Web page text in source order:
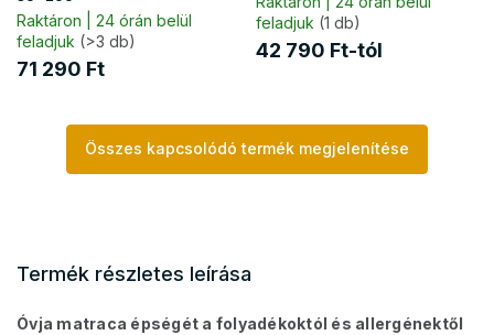
Raktáron | 24 órán belül
feladjuk (>3 db)
71 290 Ft
feladjuk (1 db)
42 790 Ft-tól
Összes kapcsolódó termék megjelenítése
Termék részletes leírása
Óvja matraca épségét a folyadékoktól és allergénektől